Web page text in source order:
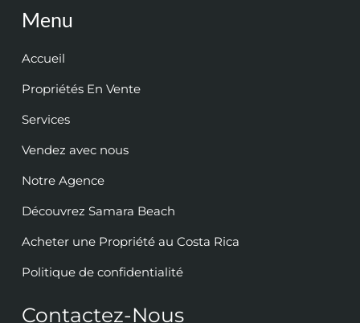
Menu
Accueil
Propriétés En Vente
Services
Vendez avec nous
Notre Agence
Découvrez Samara Beach
Acheter une Propriété au Costa Rica
Politique de confidentialité
Contactez-Nous